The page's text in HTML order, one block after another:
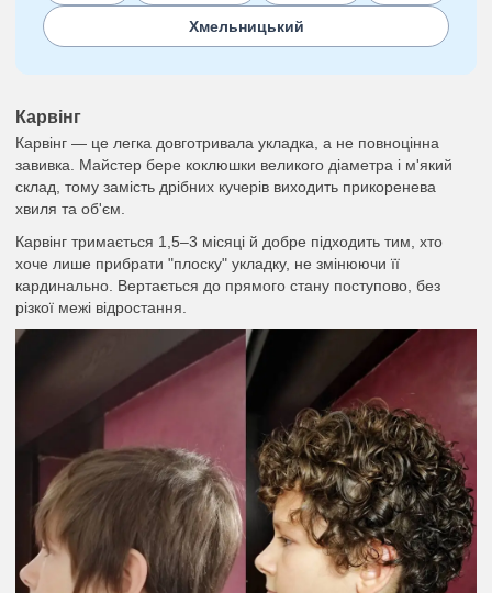
Хмельницький
Карвінг
Карвінг — це легка довготривала укладка, а не повноцінна
завивка. Майстер бере коклюшки великого діаметра і м'який
склад, тому замість дрібних кучерів виходить прикоренева
хвиля та об'єм.
Карвінг тримається 1,5–3 місяці й добре підходить тим, хто
хоче лише прибрати "плоску" укладку, не змінюючи її
кардинально. Вертається до прямого стану поступово, без
різкої межі відростання.